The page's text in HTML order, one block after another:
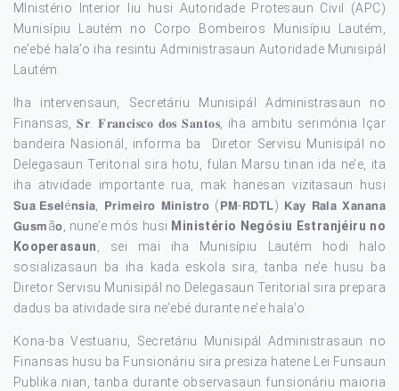
MInistério Interior liu husi Autoridade Protesaun Civil (APC)
Munisípiu Lautém no Corpo Bombeiros Munisípiu Lautém,
ne’ebé hala’o iha resintu Administrasaun Autoridade Munisipál
Lautém.
Iha intervensaun, Secretáriu Munisipál Administrasaun no
Finansas, 𝐒𝐫. 𝐅𝐫𝐚𝐧𝐜𝐢𝐬𝐜𝐨 𝐝𝐨𝐬 𝐒𝐚𝐧𝐭𝐨𝐬, iha ambitu serimónia Içar
bandeira Nasionál, informa ba Diretor Servisu Munisipál no
Delegasaun Teritorial sira hotu, fulan Marsu tinan ida ne’e, ita
iha atividade importante rua, mak hanesan vizitasaun husi
𝗦𝘂𝗮.𝗘𝘀𝗲𝗹é𝗻𝘀𝗶𝗮, 𝗣𝗿𝗶𝗺𝗲𝗶𝗿𝗼 𝗠𝗶𝗻𝗶𝘀𝘁𝗿𝗼 (𝗣𝗠-𝗥𝗗𝗧𝗟) 𝗞𝗮𝘆 𝗥𝗮𝗹𝗮 𝗫𝗮𝗻𝗮𝗻𝗮
𝗚𝘂𝘀𝗺ã𝗼, nune’e mós husi Ministério Negósiu Estranjéiru no
Kooperasaun
, sei mai iha Munisípiu Lautém hodi halo
sosializasaun ba iha kada eskola sira, tanba ne’e husu ba
Diretor Servisu Munisipál no Delegasaun Teritorial sira prepara
dadus ba atividade sira ne’ebé durante ne’e hala’o.
Kona-ba Vestuariu, Secretáriu Munisipál Administrasaun no
Finansas husu ba Funsionáriu sira presiza hatene Lei Funsaun
Publika nian, tanba durante observasaun funsionáriu maioria